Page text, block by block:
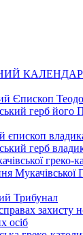
КАЛЕНДАР
Єпископ
герб його
єпископ
герб
греко-
Мукачівської
Трибунал
захисту
осіб